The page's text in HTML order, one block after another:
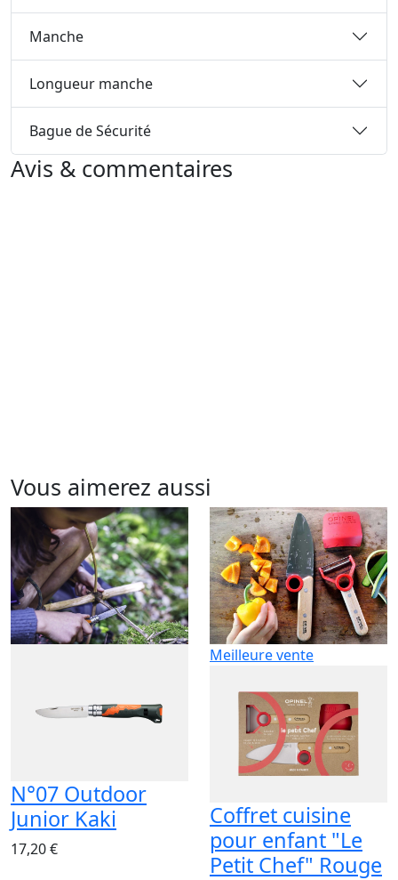
Manche
Longueur manche
Bague de Sécurité
Avis & commentaires
Vous aimerez aussi
N°07 Outdoor
Junior Kaki
17,20 €
Meilleure vente
Coffret cuisine
pour enfant "Le
Petit Chef" Rouge